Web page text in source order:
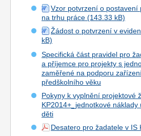
Vzor potvrzení o postavení
na trhu práce
Žádost o potvrzení v
Specifická část pravidel pro
a příjemce pro projekty s
zaměřené na podporu
předškolního věku
Pokyny k vyplnění projektové
KP2014+_jednotkové
děti
Desatero pro žadatele v IS